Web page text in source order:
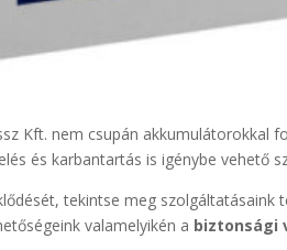
Kft. nem csupán akkumulátorokkal
és karbantartás is igénybe vehető
tekintse meg szolgáltatásaink
valamelyikén a biztonsági